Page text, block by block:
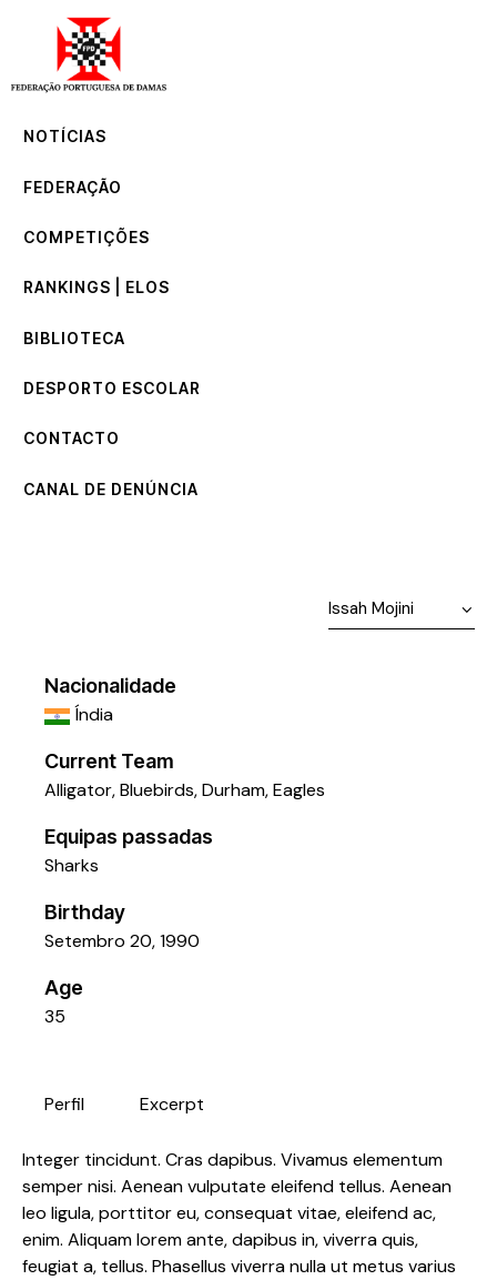
NOTÍCIAS
FEDERAÇÃO
COMPETIÇÕES
RANKINGS | ELOS
BIBLIOTECA
DESPORTO ESCOLAR
CONTACTO
CANAL DE DENÚNCIA
Nacionalidade
Índia
Current Team
Alligator,Bluebirds,Durham,Eagles
Equipas passadas
Sharks
Birthday
Setembro 20, 1990
Age
35
Perfil Excerpt
Integer tincidunt. Cras dapibus. Vivamus elementum
semper nisi. Aenean vulputate eleifend tellus. Aenean
leo ligula, porttitor eu, consequat vitae, eleifend ac,
enim. Aliquam lorem ante, dapibus in, viverra quis,
feugiat a, tellus. Phasellus viverra nulla ut metus varius